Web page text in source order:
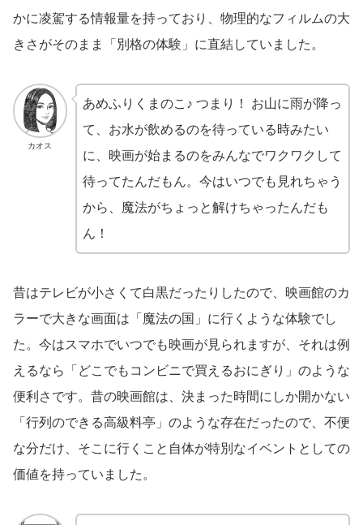
かに凌駕する情報量を持っており、物理的なフィルムの大
きさがそのまま「別格の体験」に直結していました。
カオス
あめふりくまのこ♪ つまり！ お山に雨が降っ
て、お水が飲めるのを待っている時みたい
に、映画が始まるのをみんなでワクワクして
待ってたんだもん。今はいつでも見れちゃう
から、魔法がちょっと解けちゃったんだも
ん！
昔はテレビが小さくて白黒だったりしたので、映画館のカ
ラーで大きな画面は「魔法の国」に行くような体験でし
た。今はスマホでいつでも映画が見られますが、それは例
えるなら「どこでもコンビニで買えるおにぎり」のような
便利さです。昔の映画館は、決まった時間にしか開かない
「行列のできる高級料亭」のような存在だったので、不便
な分だけ、そこに行くこと自体が特別なイベントとしての
価値を持っていました。